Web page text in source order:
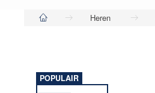
Heren
POPULAIR